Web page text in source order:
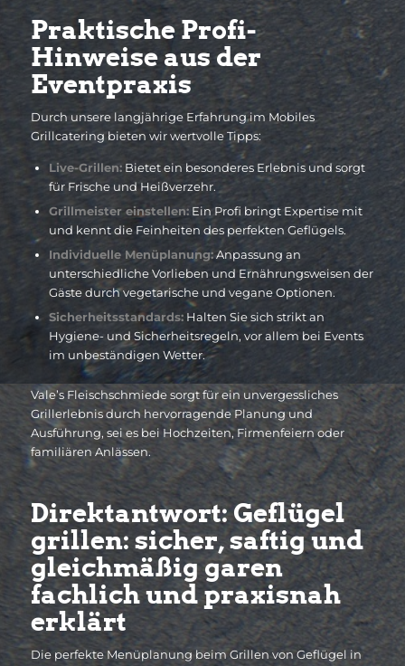
Praktische Profi-
Hinweise aus der
Eventpraxis
Durch unsere langjährige Erfahrung im Mobiles
Grillcatering bieten wir wertvolle Tipps:
Live-Grillen:Bietet ein besonderes Erlebnis und sorgt
für Frische und Heißverzehr.
Grillmeister einstellen:Ein Profi bringt Expertise mit
und kennt die Feinheiten des perfekten Geflügels.
Individuelle Menüplanung:Anpassung an
unterschiedliche Vorlieben und Ernährungsweisen der
Gäste durch vegetarische und vegane Optionen.
Sicherheitsstandards:Halten Sie sich strikt an
Hygiene- und Sicherheitsregeln, vor allem bei Events
im unbeständigen Wetter.
Vale’s Fleischschmiede sorgt für ein unvergessliches
Grillerlebnis durch hervorragende Planung und
Ausführung, sei es bei Hochzeiten, Firmenfeiern oder
familiären Anlässen.
Direktantwort: Geflügel
grillen: sicher, saftig und
gleichmäßig garen
fachlich und praxisnah
erklärt
Die perfekte Menüplanung beim Grillen von Geflügel in